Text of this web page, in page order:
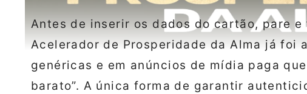
Antes de inserir os dados do cartão, pare e
Acelerador de Prosperidade da Alma já foi
genéricas e em anúncios de mídia paga
barato”. A única forma de garantir